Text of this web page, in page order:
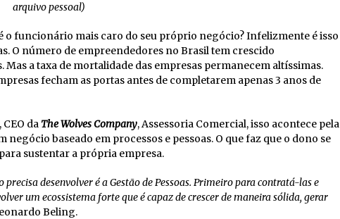
arquivo pessoal)
o funcionário mais caro do seu próprio negócio? Infelizmente é isso
O número de empreendedores no Brasil tem crescido
a taxa de mortalidade das empresas permanecem altíssimas.
fecham as portas antes de completarem apenas 3 anos de
, CEO daThe Wolves Company, Assessoria Comercial, isso acontece pela
baseado em processos e pessoas. O que faz que o dono se
sustentar a própria empresa.
desenvolver é a Gestão de Pessoas. Primeiro para contratá-las e
um ecossistema forte que é capaz de crescer de maneira sólida, gerar
Beling.